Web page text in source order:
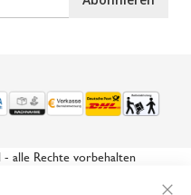
alle Rechte vorbehalten